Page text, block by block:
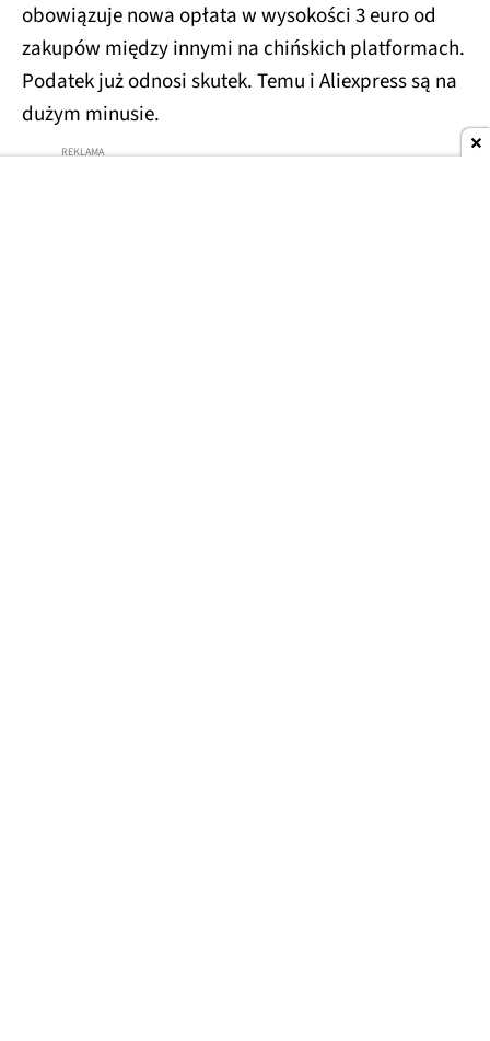
obowiązuje nowa opłata w wysokości 3 euro od
zakupów między innymi na chińskich platformach.
Podatek już odnosi skutek. Temu i Aliexpress są na
dużym minusie.